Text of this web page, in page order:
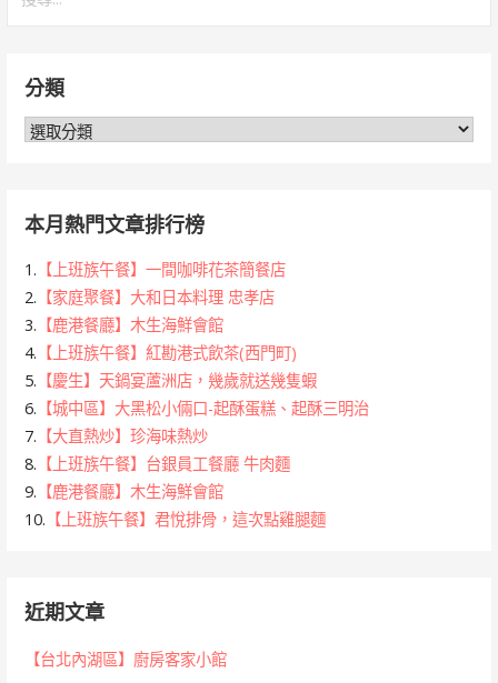
字:分類
分
本月熱門文章排行榜
1. 【上班族午餐】一間咖啡花茶簡餐店
2. 【家庭聚餐】大和日本料理 忠孝店
3. 【鹿港餐廳】木生海鮮會館
4. 【上班族午餐】紅勘港式飲茶(西門町)
5. 【慶生】天鍋宴蘆洲店，幾歲就送幾隻蝦
6. 【城中區】大黑松小倆口-起酥蛋糕、起酥三明治
7. 【大直熱炒】珍海味熱炒
8. 【上班族午餐】台銀員工餐廳 牛肉麵
9. 【鹿港餐廳】木生海鮮會館
10. 【上班族午餐】君悅排骨，這次點雞腿麵
近期文章
【台北內湖區】廚房客家小館